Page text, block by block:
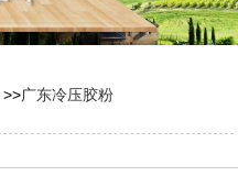
>>广东冷压胶粉